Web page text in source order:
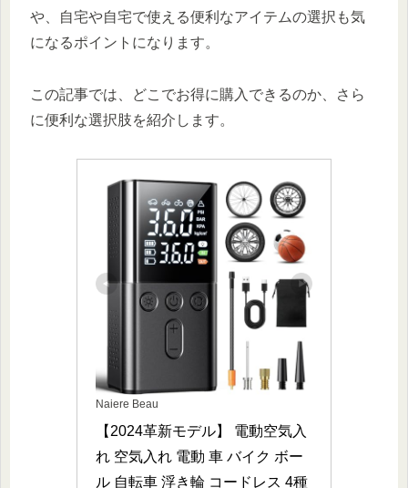
や、自宅や自宅で使える便利なアイテムの選択も気
になるポイントになります。
この記事では、どこでお得に購入できるのか、さら
に便利な選択肢を紹介します。
Naiere Beau
【2024革新モデル】 電動空気入
れ 空気入れ 電動 車 バイク ボー
ル 自転車 浮き輪 コードレス 4種